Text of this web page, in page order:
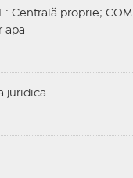
: Centrală proprie;
apa
juridica